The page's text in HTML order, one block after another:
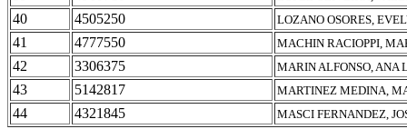
40 4505250 LOZANO OSORES,
41 4777550 MACHIN RACIOPPI,
42 3306375 MARIN ALFONSO, ANA
43 5142817 MARTINEZ MEDINA,
44 4321845 MASCI FERNANDEZ,